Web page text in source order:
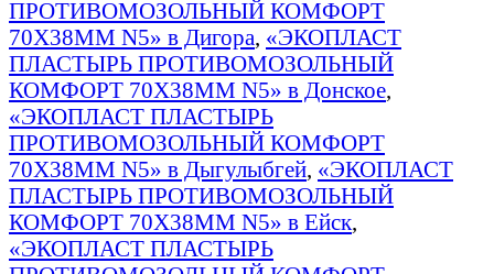
ПРОТИВОМОЗОЛЬНЫЙ КОМФОРТ
70Х38ММ N5» в Дигора, «ЭКОПЛАСТ
ПЛАСТЫРЬ ПРОТИВОМОЗОЛЬНЫЙ
КОМФОРТ 70Х38ММ N5» в Донское,
«ЭКОПЛАСТ ПЛАСТЫРЬ
ПРОТИВОМОЗОЛЬНЫЙ КОМФОРТ
70Х38ММ N5» в Дыгулыбгей, «ЭКОПЛАСТ
ПЛАСТЫРЬ ПРОТИВОМОЗОЛЬНЫЙ
КОМФОРТ 70Х38ММ N5» в Ейск,
«ЭКОПЛАСТ ПЛАСТЫРЬ